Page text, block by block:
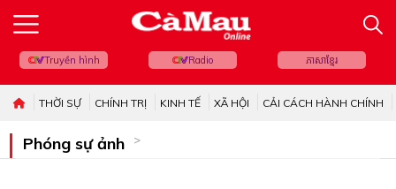
Truyền hình Radio ភាសាខ្មែរ
THỜI SỰ CHÍNH TRỊ KINH TẾ XÃ HỘI CẢI CÁCH HÀNH CHÍNH
Phóng sự ảnh